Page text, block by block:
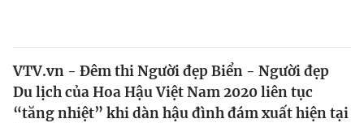
Thế giới
VTV.vn - Đêm thi Người đẹp Biển - Người đẹp
Du lịch của Hoa Hậu Việt Nam 2020 liên tục
“tăng nhiệt” khi dàn hậu đình đám xuất hiện tại